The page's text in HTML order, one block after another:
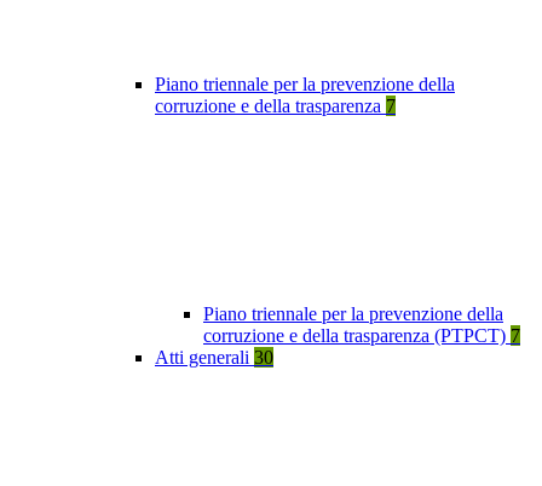
Piano triennale per la prevenzione della
corruzione e della trasparenza 7
Piano triennale per la prevenzione della
corruzione e della trasparenza (PTPCT) 7
Atti generali 30